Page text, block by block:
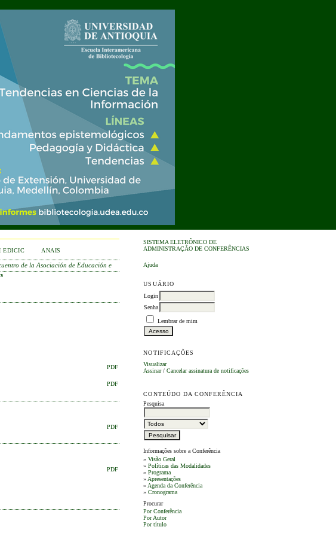
SISTEMA ELETRÔNICO DE
ADMINISTRAÇÃO DE CONFERÊNCIAS
Ajuda
USUÁRIO
Login
Senha
Lembrar de mim
NOTIFICAÇÕES
Visualizar
Assinar/Cancelar assinatura de notificações
CONTEÚDO DA CONFERÊNCIA
Pesquisa
Informações sobre a Conferência
»Visão Geral
»Políticas das Modalidades
»Programa
» Apresentações
» Agenda da Conferência
»Cronograma
Procurar
Por Conferência
Por Autor
Por título
EDICIC ANAIS
de la Asociación de Educación e
PDF
PDF
PDF
PDF